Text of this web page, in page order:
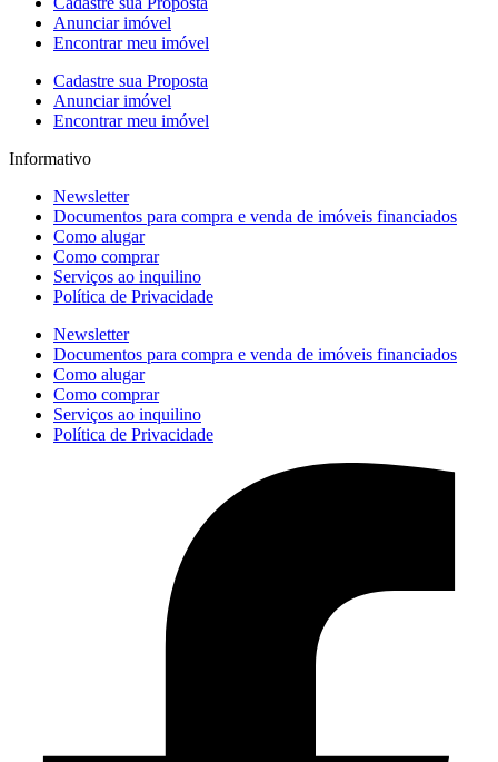
Anunciar imóvel
Encontrar meu imóvel
Cadastre sua Proposta
Anunciar imóvel
Encontrar meu imóvel
Informativo
Newsletter
Documentos para compra e venda de imóveis financiados
Como alugar
Como comprar
Serviços ao inquilino
Política de Privacidade
Newsletter
Documentos para compra e venda de imóveis financiados
Como alugar
Como comprar
Serviços ao inquilino
Política de Privacidade